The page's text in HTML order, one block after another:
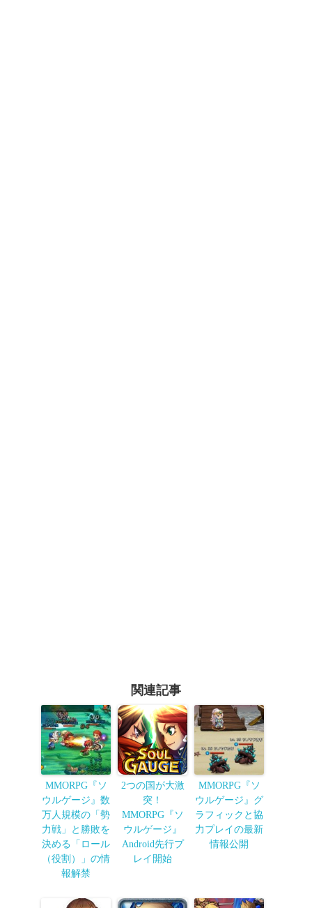
関連記事
MMORPG『ソ
ウルゲージ』数
万人規模の「勢
力戦」と勝敗を
決める「ロール
（役割）」の情
報解禁
2つの国が大激
突！
MMORPG『ソ
ウルゲージ』
Android先行プ
レイ開始
MMORPG『ソ
ウルゲージ』グ
ラフィックと協
力プレイの最新
情報公開